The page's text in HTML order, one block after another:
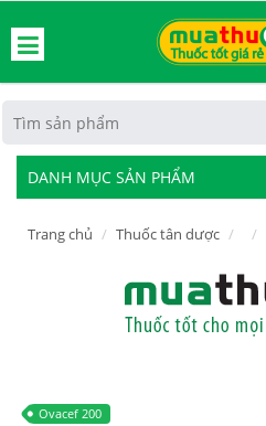
DANH MỤC SẢN PHẨM
Trang chủ Thuốc tân dược
Ovacef 200